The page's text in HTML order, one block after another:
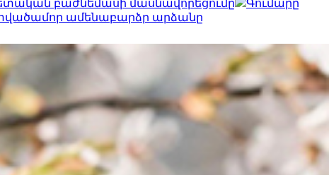
բաժնեմասի մասնավորեցումը
Գումարը
ամենաբարձր արձանը